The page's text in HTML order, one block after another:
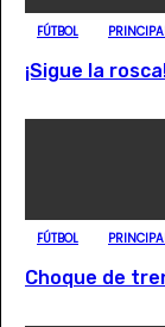
FÚTBOL
¡Sigue la
FÚTBOL
Choque de